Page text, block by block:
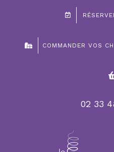
COMMANDER VOS
02 33